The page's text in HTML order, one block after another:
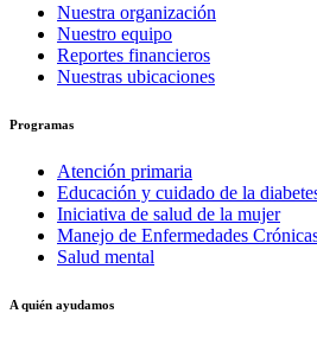
Nuestra organización
Nuestro equipo
Reportes financieros
Nuestras ubicaciones
Programas
Atención primaria
Educación y cuidado de la
Iniciativa de salud de la mujer
Manejo de Enfermedades
Salud mental
A quién ayudamos